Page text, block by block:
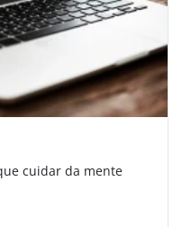
cuidar da mente